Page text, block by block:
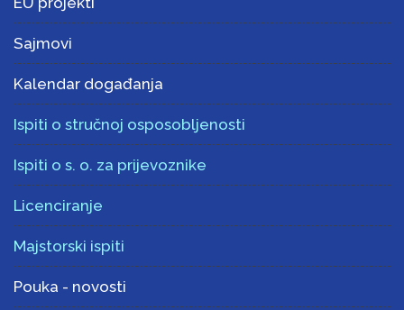
Sajmovi
Kalendar događanja
Ispiti o stručnoj osposobljenosti
Ispiti o s. o. za prijevoznike
Licenciranje
Majstorski ispiti
Pouka - novosti